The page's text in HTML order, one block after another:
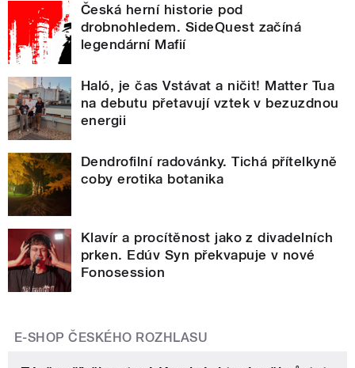
Česká herní historie pod
drobnohledem. SideQuest začíná
legendární Mafií
Haló, je čas Vstávat a ničit! Matter Tua
na debutu přetavují vztek v bezuzdnou
energii
Dendrofilní radovánky. Tichá přítelkyně
coby erotika botanika
Klavír a procítěnost jako z divadelních
prken. Edúv Syn překvapuje v nové
Fonosession
E-SHOP ČESKÉHO ROZHLASU